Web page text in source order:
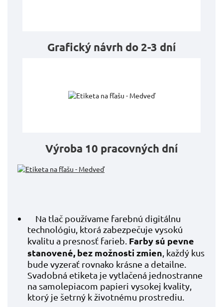
Grafický návrh do 2-3 dní
Výroba 10 pracovných dní
Na tlač používame farebnú digitálnu
technológiu, ktorá zabezpečuje vysokú
kvalitu a presnosť farieb. Farby sú pevne
stanovené, bez možnosti zmien, každý kus
bude vyzerať rovnako krásne a detailne.
Svadobná etiketa je vytlačená jednostranne
na samolepiacom papieri vysokej kvality,
ktorý je šetrný k životnému prostrediu.